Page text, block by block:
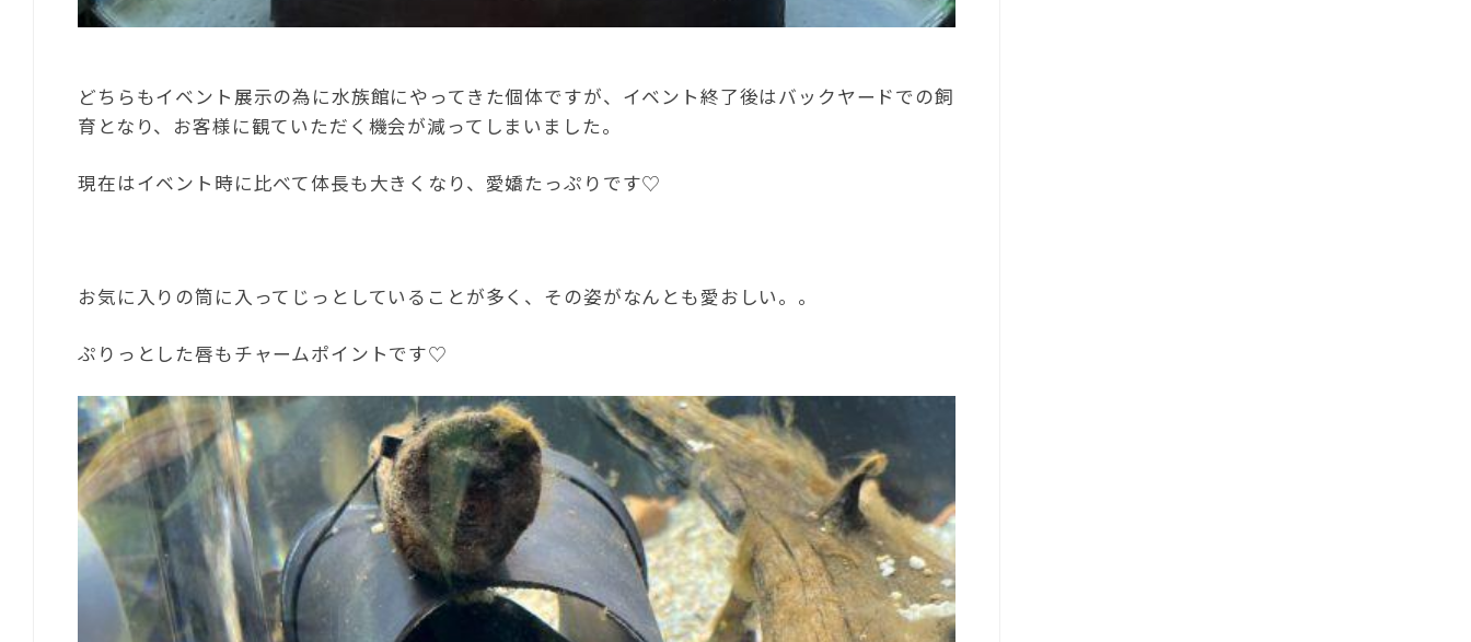
どちらもイベント展示の為に水族館にやってきた個体ですが、イベント終了後はバックヤードでの飼
育となり、お客様に観ていただく機会が減ってしまいました。
現在はイベント時に比べて体長も大きくなり、愛嬌たっぷりです♡
お気に入りの筒に入ってじっとしていることが多く、その姿がなんとも愛おしい。。
ぷりっとした唇もチャームポイントです♡